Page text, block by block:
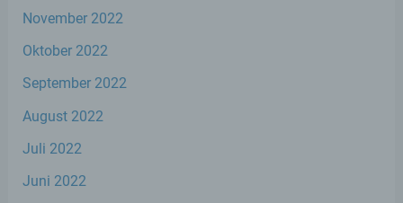
November 2022
Oktober 2022
September 2022
August 2022
Juli 2022
Juni 2022
Verarbeitung Verantwortlicher
Verantwortlicher oder für die Verarbeitung
Verantwortlicher ist die natürliche oder
juristische Person, Behörde, Einrichtung
oder andere Stelle, die allein oder
Sind die Zwecke und Mittel dieser